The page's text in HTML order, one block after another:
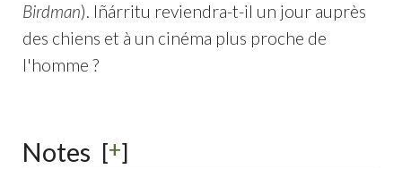
Birdman). Iñárritu reviendra-t-il un jour auprès
des chiens et à un cinéma plus proche de
l'homme ?
Notes [+]